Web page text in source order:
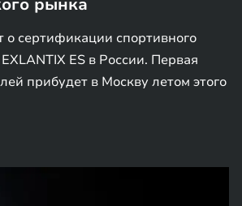
рынка
о сертификации спортивного
ES в России. Первая
прибудет в Москву летом этого